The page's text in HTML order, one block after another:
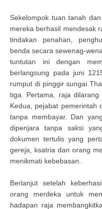
Sekelompok tuan tanah
mereka berhasil mendesak
tindakan penahan,
benda secara sewenag-
tuntutan ini dengan
berlangsung pada juni
rumput di pinggir sungai
tiga. Pertama, raja dilarang
Kedua, pejabat pemerintah
tanpa membayar. Dan
dipenjara tanpa saksi
dokumen tertulis yang
gereja, ksatria dan orang
menikmati kebebasan.
Berlanjut setelah
orang merdeka untuk
hadapan raja